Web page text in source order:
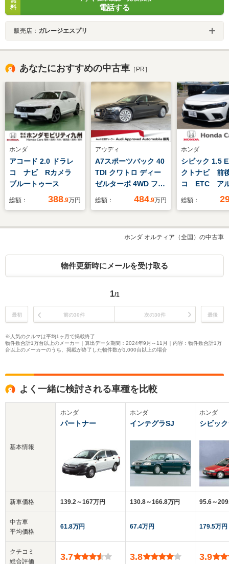
料
電話する
販売店： ガレージエスプリ
あなたにおすすめの中古車 ［PR］
ホンダ
アコード 2.0 ドラレ
コ ナビ Rカメラ
ブルートゥース
総額： 388.9万円
アウディ
A7スポーツバック 40
TDI クワトロ ディー
ゼルターボ 4WD フル
レザーシート シート
アコン バックカメ
ラ バーチャルコック
プ 認定中古車
総額： 484.9万円
ホンダ
シビック 1.5
クトナビ 前
コ ETC ア
ール ワンオ
総額：
ホンダ オルティア（全国）の中古車
物件更新時にメールを受け取る
1/1
最初 前の30件 次の30件 最後
※人気のクルマは平均1ヶ月で掲載終了
物件数合計1万台以上のメーカー｜算出データ期間：2024年9月～11月｜内容：物件数合計1万
台以上のメーカーのうち、掲載が終了した物件数が1,000台以上の場合
よく一緒に検討される車種を比較
基本情報
新車価格
中古車
平均価格
クチコミ
総合評価
ホンダ
パートナー
139.2～167万円
61.8万円
3.7
ホンダ
インテグラSJ
130.8～166.8万円
67.4万円
3.8
ホンダ
シビッ
95.6～
179.5万円
3.9